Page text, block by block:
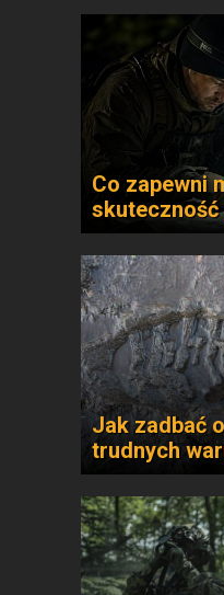
Co zapewni
skuteczność
Jak zadbać
trudnych